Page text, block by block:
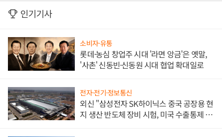
인기기사
소비자·유통
롯데·농심 창업주 시대 '라면 앙금'은 옛말,
'사촌' 신동빈·신동원 시대 협업 확대일로
전자·전기·정보통신
외신 "삼성전자 SK하이닉스 중국 공장용 현
지 생산 반도체 장비 시험, 미국 수출통제 대